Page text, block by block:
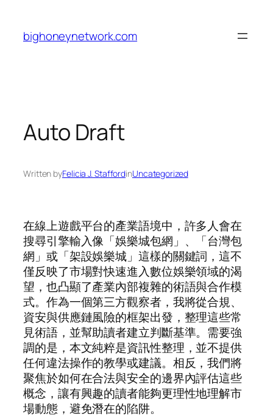
content
bighoneynetwork.com
Auto Draft
Written byFelicia J. StaffordinUncategorized
在線上遊戲平台的產業語境中，許多人會在
搜尋引擎輸入像「娛樂城包網」、「台灣包
網」或「架設娛樂城」這樣的關鍵詞，這不
僅反映了市場對快速進入數位娛樂領域的渴
望，也凸顯了產業內部複雜的術語與合作模
式。作為一個第三方觀察者，我將從合規、
資安與供應鏈風險的框架出發，整理這些常
見術語，並幫助讀者建立判斷基準。需要強
調的是，本文純粹是資訊性整理，並不提供
任何違法操作的教學或建議。相反，我們將
聚焦於如何在合法與安全的邊界內評估這些
概念，讓有興趣的讀者能夠更理性地理解市
場動態，避免潛在的陷阱。